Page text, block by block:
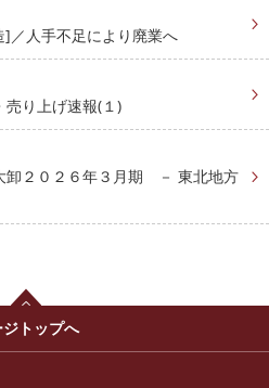
人手不足により廃業へ
り上げ速報(１)
卸２０２６年３月期 － 東北地方
トップへ